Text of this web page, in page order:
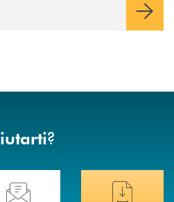
?
bisogno di assistenza immediata ?
Hai bisogno di